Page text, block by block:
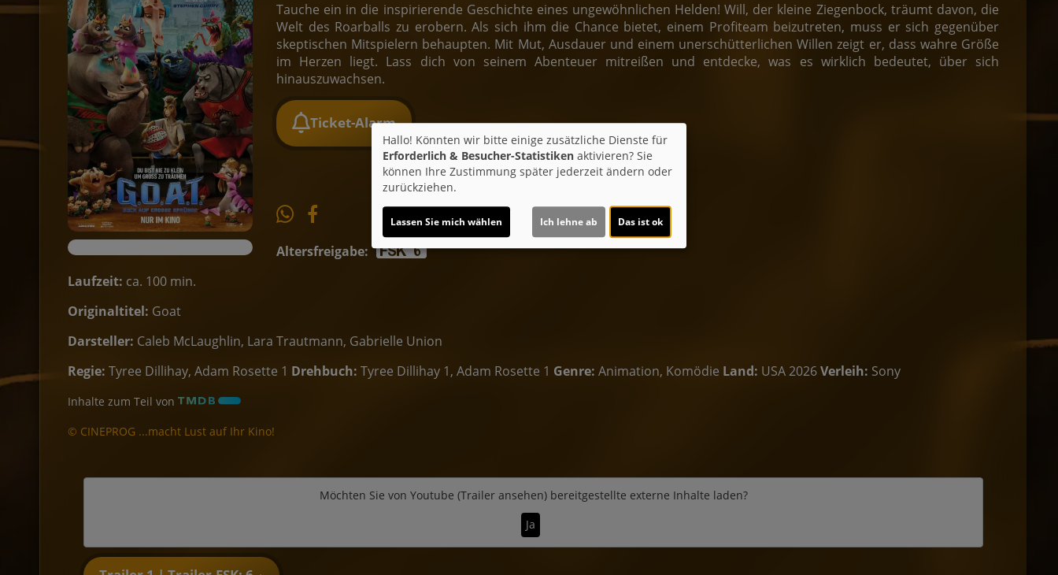
Tauche ein in die inspirierende Geschichte eines ungewöhnlichen Helden! Will, der kleine Ziegenbock, träumt davon, die
Welt des Roarballs zu erobern. Als sich ihm die Chance bietet, einem Profiteam beizutreten, muss er sich gegenüber
skeptischen Mitspielern behaupten. Mit Mut, Ausdauer und einem unerschütterlichen Willen zeigt er, dass wahre Größe
im Herzen liegt. Lass dich von seinem Abenteuer mitreißen und entdecke, was es wirklich bedeutet, über sich
hinauszuwachsen.
Ticket-Alarm
Altersfreigabe:
Laufzeit: ca. 100 min.
Originaltitel: Goat
Darsteller: Caleb McLaughlin, Lara Trautmann, Gabrielle Union
Regie: Tyree Dillihay, Adam Rosette 1 Drehbuch: Tyree Dillihay 1, Adam Rosette 1 Genre: Animation, Komödie Land: USA 2026Verleih: Sony
Inhalte zum Teil von
© CINEPROG ...macht Lust auf Ihr Kino!
Möchten Sie von Youtube (Trailer ansehen)bereitgestellte externe Inhalte laden?
Ja
Hallo! Könnten wir bitte einige zusätzliche Dienste für
Erforderlich & Besucher-Statistiken aktivieren? Sie
können Ihre Zustimmung später jederzeit ändern oder
zurückziehen.
Lassen Sie mich wählen Ich lehne ab Das ist ok